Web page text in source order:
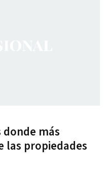
más
las propiedades